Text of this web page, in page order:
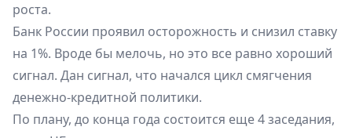
роста.
Банк России проявил осторожность и снизил ставку
на 1%. Вроде бы мелочь, но это все равно хороший
сигнал. Дан сигнал, что начался цикл смягчения
денежно-кредитной политики.
По плану, до конца года состоится еще 4 заседания,